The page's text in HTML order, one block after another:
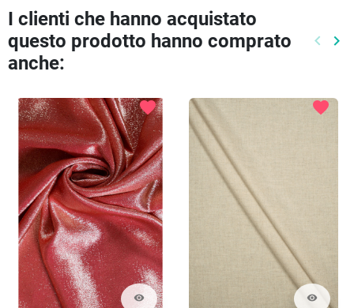
I clienti che hanno acquistato
questo prodotto hanno comprato
anche:
keyboard_arrow_left keyboard_arrow_right
visibility
favorite
visibility
favorite